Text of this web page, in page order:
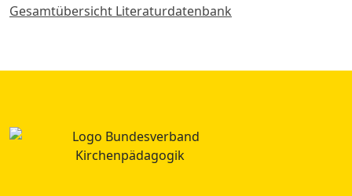
Gesamtübersicht Literaturdatenbank